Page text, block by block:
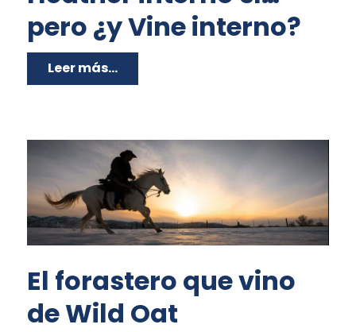
pero ¿y Vine interno?
Leer más...
El forastero que vino
de Wild Oat